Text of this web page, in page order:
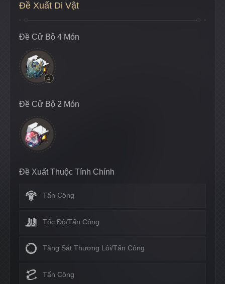
Đề Xuất Di Vật
Đề Cử Bộ 4 Món
4
Đề Cử Bộ 2 Món
Đề Xuất Thuộc Tính Chính
Tấn Công
Tốc Độ/Tấn Công
Tăng Sát Thương Lôi/Tấn Công
Tấn Công